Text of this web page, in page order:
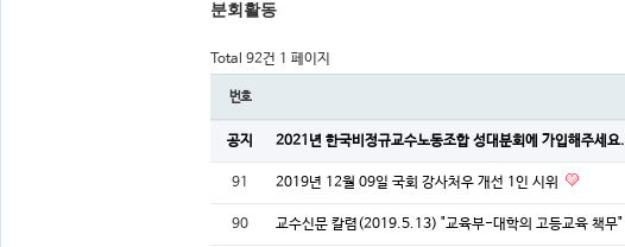
분회활동
Total 92건 1 페이지
번호
공지 2021년 한국비정규교수노동조합 성대분회에 가입해주세요.
91 2019년 12월 09일 국회 강사처우 개선 1인 시위
90 교수신문 칼렴(2019.5.13) "교육부-대학의 고등교육 책무"